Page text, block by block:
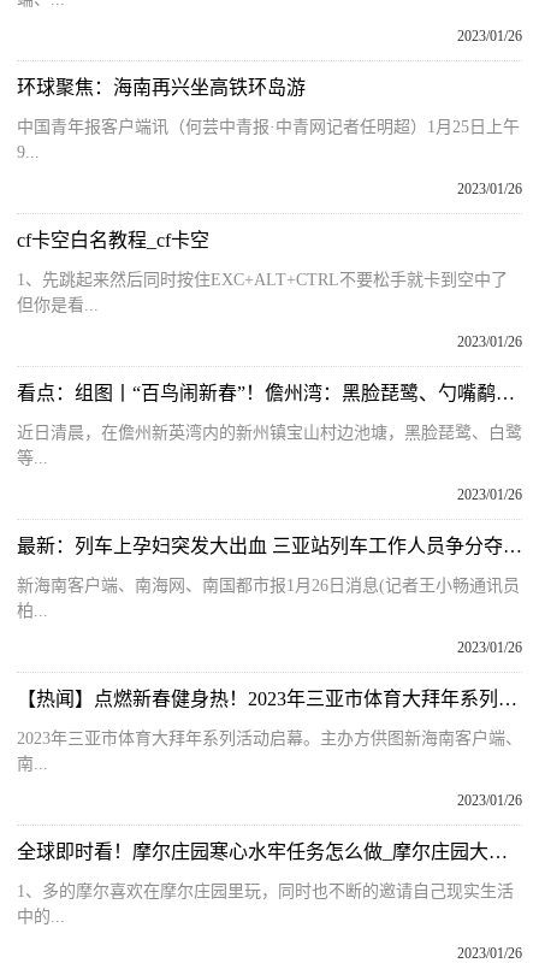
2023/01/26
环球聚焦：海南再兴坐高铁环岛游
中国青年报客户端讯（何芸中青报·中青网记者任明超）1月25日上午
9...
2023/01/26
cf卡空白名教程_cf卡空
1、先跳起来然后同时按住EXC+ALT+CTRL不要松手就卡到空中了
但你是看...
2023/01/26
看点：组图丨“百鸟闹新春”！儋州湾：黑脸琵鹭、勺嘴鹬悠然过冬
近日清晨，在儋州新英湾内的新州镇宝山村边池塘，黑脸琵鹭、白鹭
等...
2023/01/26
最新：列车上孕妇突发大出血 三亚站列车工作人员争分夺秒救助
新海南客户端、南海网、南国都市报1月26日消息(记者王小畅通讯员
柏...
2023/01/26
【热闻】点燃新春健身热！2023年三亚市体育大拜年系列活动启幕
2023年三亚市体育大拜年系列活动启幕。主办方供图新海南客户端、
南...
2023/01/26
全球即时看！摩尔庄园寒心水牢任务怎么做_摩尔庄园大使任务
1、多的摩尔喜欢在摩尔庄园里玩，同时也不断的邀请自己现实生活
中的...
2023/01/26